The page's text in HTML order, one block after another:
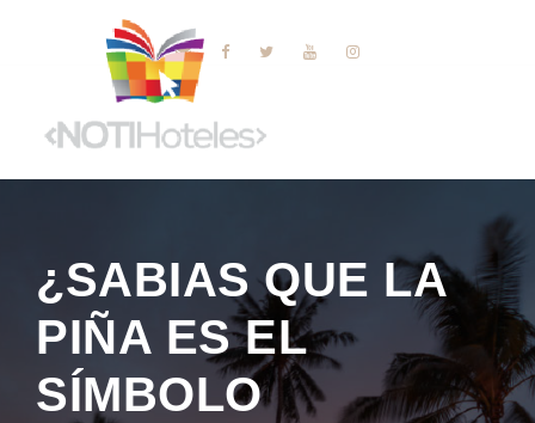
¿SABIAS QUE LA
PIÑA ES EL
SÍMBOLO